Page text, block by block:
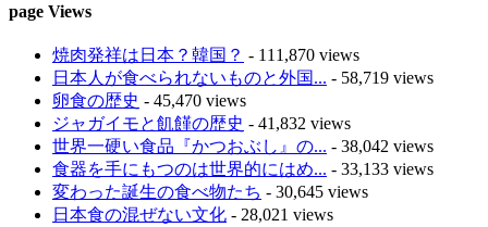
page Views
焼肉発祥は日本？韓国？ - 111,870 views
日本人が食べられないものと外国... - 58,719 views
卵食の歴史 - 45,470 views
ジャガイモと飢饉の歴史 - 41,832 views
世界一硬い食品『かつおぶし』の... - 38,042 views
食器を手にもつのは世界的にはめ... - 33,133 views
変わった誕生の食べ物たち - 30,645 views
日本食の混ぜない文化 - 28,021 views